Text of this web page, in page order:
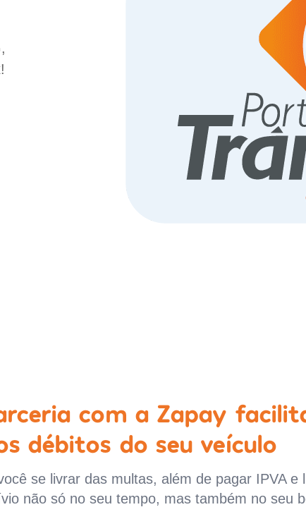
com a Zapay
débitos do seu veículo
se livrar das multas, além de pagar IPVA e
não só no seu tempo, mas também no seu